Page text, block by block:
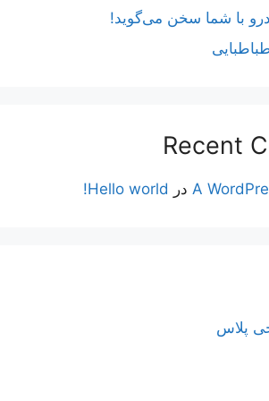
با شما سخن می‌گوید!
Recent
A در Hello world!
پلاس